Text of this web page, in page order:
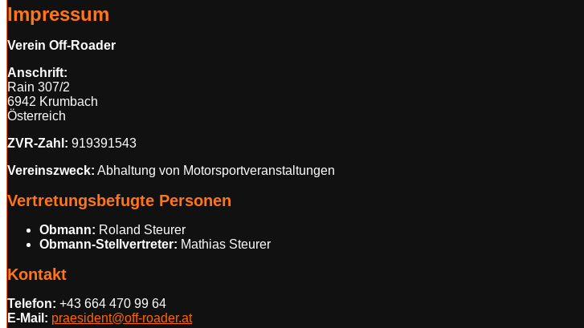
Impressum
Verein Off-Roader
Anschrift:
Rain 307/2
6942 Krumbach
Österreich
ZVR-Zahl: 919391543
Vereinszweck: Abhaltung von Motorsportveranstaltungen
Vertretungsbefugte Personen
Obmann: Roland Steurer
Obmann-Stellvertreter: Mathias Steurer
Kontakt
Telefon: +43 664 470 99 64
E-Mail: praesident@off-roader.at